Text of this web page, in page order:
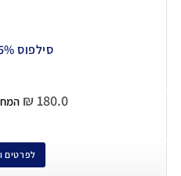
סילפוס 5% ECO50
₪ 180.0
לפרטים